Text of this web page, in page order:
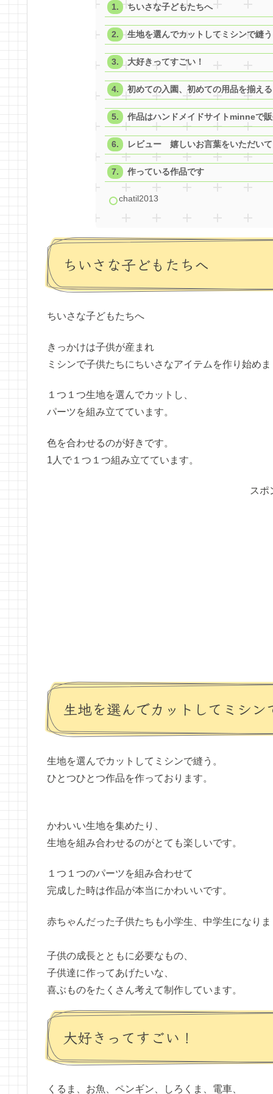
ちいさな子どもたちへ
生地を選んでカットしてミシンで縫
大好きってすごい！
初めての入園、初めての用品を揃え
作品はハンドメイドサイトminneで
レビュー 嬉しいお言葉をいただい
作っている作品です
chatil2013
ちいさな子どもたちへ
ちいさな子どもたちへ
きっかけは子供が産まれ
ミシンで子供たちにちいさなアイテムを作り始め
１つ１つ生地を選んでカットし、
パーツを組み立てています。
色を合わせるのが好きです。
1人で１つ１つ組み立てています。
スポ
生地を選んでカットしてミシン
生地を選んでカットしてミシンで縫う。
ひとつひとつ作品を作っております。
かわいい生地を集めたり、
生地を組み合わせるのがとても楽しいです。
１つ１つのパーツを組み合わせて
完成した時は作品が本当にかわいいです。
赤ちゃんだった子供たちも小学生、中学生になり
子供の成長とともに必要なもの、
子供達に作ってあげたいな、
喜ぶものをたくさん考えて制作しています。
大好きってすごい！
くるま、お魚、ペンギン、しろくま、電車、